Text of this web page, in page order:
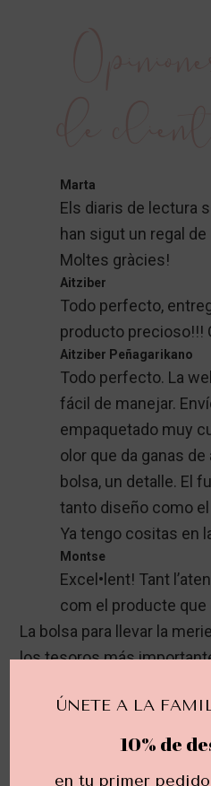
Marta
Els diaris de lectura
han sigut un regal de
Moltes gràcies!
Aitziber
Todo perfecto,
producto precioso!!!
Aitziber Peñagarikano
Todo perfecto. La
fácil de manejar.
empaquetado muy
olor que da ganas de
bolsa, un detalle. El
tanto diseño como
Ya tengo cositas en
Montse
Excel•lent! Tant
com el producte que
La bolsa para llevar la
los tesoros más
estampado en su exterior
Se cierra mediante un
ÚNETE A LA
10% de
en tu primer